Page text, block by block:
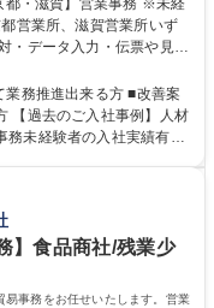
・データ入力・伝票や見積
生する事務業務や業務改
システムがきちんと構築さ
できる環境です。また、
験可
務推進出来る方 ■改善案
【過去のご入社事例】人材
務未経験者の入社実績有
ポート、改善の動きも期
ームに貢献し、結果的に
平均19:30の退勤以降の業
働き方となります。 学
資格：
】食品商社/残業少
事務をお任せいたします。営業